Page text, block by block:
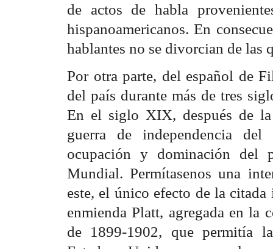
de actos de habla
hispanoamericanos. En
hablantes no se divorcian de las
Por otra parte, del español de
del país durante más de tres
En el siglo XIX, después de
guerra de independencia
ocupación y dominación del
Mundial. Permítasenos una
este, el único efecto de la
enmienda Platt, agregada en la
de 1899-1902, que permitía